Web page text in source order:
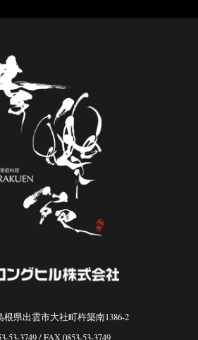
根県出雲市大社町杵築南1386-2
53-3749/ FAX.0853-53-3749